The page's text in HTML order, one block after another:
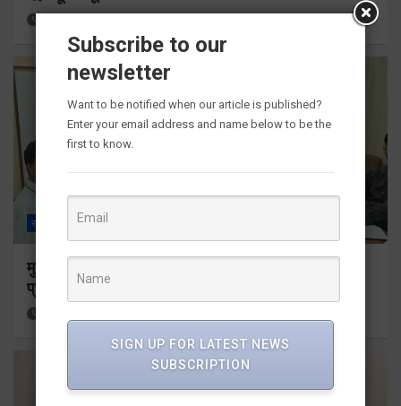
राज्य देहरादून
मुख्यमंत्री के दिशा-निर्देशों में पीएम आवास योजना (शहरी) की
प्रगति की हुई समीक्षा
Subscribe to our
newsletter
Want to be notified when our article is published?
Enter your email address and name below to be the
first to know.
SIGN UP FOR LATEST NEWS
SUBSCRIPTION